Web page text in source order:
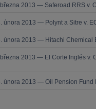
2013 — Saferoad RRS v.
února 2013 — Polynt a Sitre v.
února 2013 — Hitachi Chemical
2013 — El Corte Inglés v.
února 2013 — Oil Pension Fund